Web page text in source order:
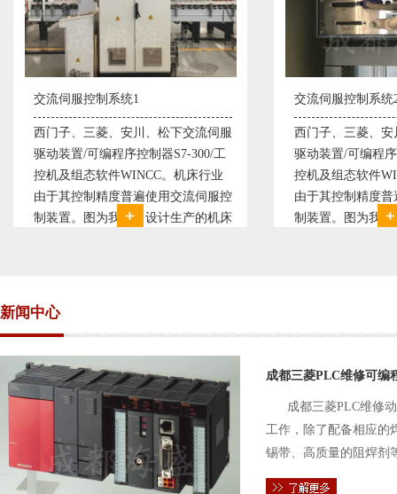
交流伺服控制系统2
西门子、三菱、安川、松下交流伺服
驱动装置/可编程序控制器S7-300/工
控机及组态软件WINCC。机床行业
由于其控制精度普遍使用交流伺服控
制装置。图为我公司设计生产的机床
变频恒压供水系
变频恒压供水系
极调速技术原理
使供水随着使用
持供水设定压力
点、远传压力表
新闻中心
成都三菱PLC维修可编
成都三菱PLC维修
工作，除了配备相应的
锡带、高质量的阻焊剂
件的电路及通信电缆。